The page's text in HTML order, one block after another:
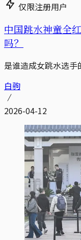
仅限注册用户
中国跳水神童全
吗？
是谁造成女跳水选手
白驹
2026-04-12